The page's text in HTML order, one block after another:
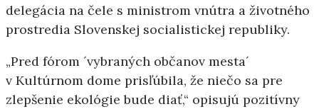
delegácia na čele s ministrom vnútra a životného
prostredia Slovenskej socialistickej republiky.
„Pred fórom ´vybraných občanov mesta´
v Kultúrnom dome prisľúbila, že niečo sa pre
zlepšenie ekológie bude diať,“ opisujú pozitívny